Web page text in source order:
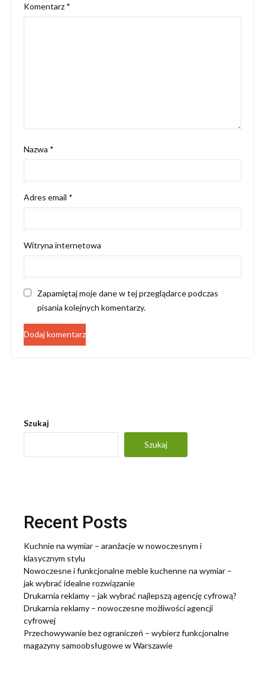
Komentarz *
Nazwa *
Adres email *
Witryna internetowa
Zapamiętaj moje dane w tej przeglądarce podczas
pisania kolejnych komentarzy.
Szukaj
Szukaj
Recent Posts
Kuchnie na wymiar – aranżacje w nowoczesnym i
klasycznym stylu
Nowoczesne i funkcjonalne meble kuchenne na wymiar –
jak wybrać idealne rozwiązanie
Drukarnia reklamy – jak wybrać najlepszą agencję cyfrową?
Drukarnia reklamy – nowoczesne możliwości agencji
cyfrowej
Przechowywanie bez ograniczeń – wybierz funkcjonalne
magazyny samoobsługowe w Warszawie